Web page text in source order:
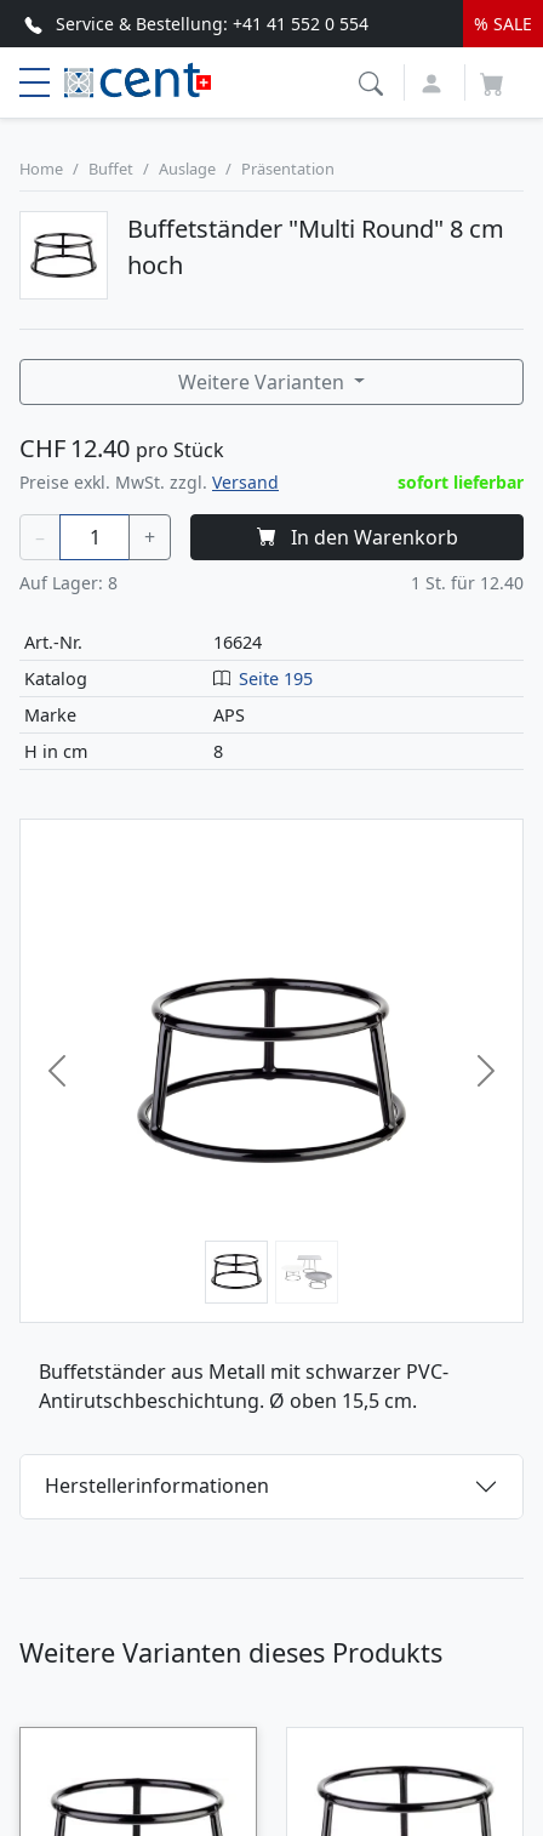
Service & Bestellung: +41 41 552 0 554
Top Service & schnelle Lieferung
% SALE
Home Buffet Auslage Präsentation
Buffetständer "Multi Round" 8 cm
hoch
Weitere Varianten
CHF 12.40 pro Stück
Preise exkl. MwSt. zzgl. Versand sofort lieferbar
– + In den Warenkorb
Auf Lager: 8 1 St. für 12.40
Art.-Nr.
16624
Katalog
Seite 195
Marke
APS
H in cm
8
Vorheriges Bild
Buffetständer aus Metall mit schwarzer PVC-
Antirutschbeschichtung. Ø oben 15,5 cm.
Herstellerinformationen
Weitere Varianten dieses Produkts